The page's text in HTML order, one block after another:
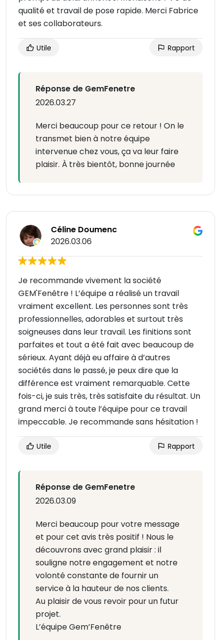
qualité et travail de pose rapide. Merci Fabrice
et ses collaborateurs.
Utile Rapport
Réponse de GemFenetre
2026.03.27
Merci beaucoup pour ce retour ! On le
transmet bien à notre équipe
intervenue chez vous, ça va leur faire
plaisir. À très bientôt, bonne journée
Céline Doumenc
2026.03.06
Je recommande vivement la société
GEM'Fenêtre ! L’équipe a réalisé un travail
vraiment excellent. Les personnes sont très
professionnelles, adorables et surtout très
soigneuses dans leur travail. Les finitions sont
parfaites et tout a été fait avec beaucoup de
sérieux. Ayant déjà eu affaire à d’autres
sociétés dans le passé, je peux dire que la
différence est vraiment remarquable. Cette
fois-ci, je suis très, très satisfaite du résultat. Un
grand merci à toute l’équipe pour ce travail
impeccable. Je recommande sans hésitation !
Utile Rapport
Réponse de GemFenetre
2026.03.09
Merci beaucoup pour votre message
et pour cet avis très positif ! Nous le
découvrons avec grand plaisir : il
souligne notre engagement et notre
volonté constante de fournir un
service à la hauteur de nos clients.
Au plaisir de vous revoir pour un futur
projet.
L’équipe Gem’Fenêtre